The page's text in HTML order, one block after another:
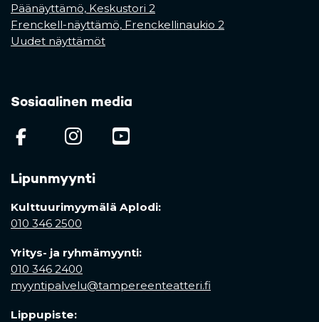
Päänäyttämö, Keskustori 2
Frenckell-näyttämö, Frenckellinaukio 2
Uudet näyttämöt
Sosiaalinen media
(opens in a new tab)
(opens in a new tab)
Lipunmyynti
Kulttuurimyymälä Aplodi:
010 346 2500
Yritys- ja ryhmämyynti:
010 346 2400
myyntipalvelu@tampereenteatteri.fi
Lippupiste: